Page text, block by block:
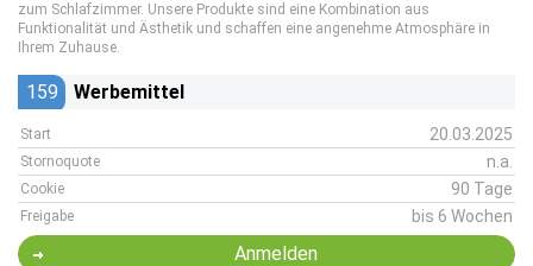
zum Schlafzimmer. Unsere Produkte sind eine Kombination aus
Funktionalität und Ästhetik und schaffen eine angenehme Atmosphäre in
Ihrem Zuhause.
159 Werbemittel
Start 20.03.2025
Stornoquote n.a.
Cookie 90 Tage
Freigabe bis 6 Wochen
Anmelden